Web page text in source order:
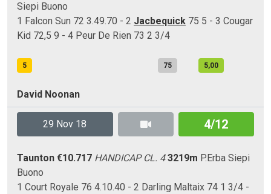
Siepi Buono
1 Falcon Sun 72 3.49.70 - 2 Jacbequick 75 5 - 3 Cougar
Kid 72,5 9 - 4 Peur De Rien 73 2 3/4
5 75 5,00
David Noonan
29 Nov 18 4/12
Taunton €10.717 HANDICAP CL. 4 3219m P.Erba Siepi
Buono
1 Court Royale 76 4.10.40 - 2 Darling Maltaix 74 1 3/4 -